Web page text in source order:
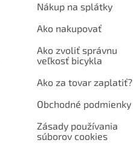
Nákup na splátky
Ako nakupovať
Ako zvoliť správnu
veľkosť bicykla
Ako za tovar zaplatiť?
Obchodné podmienky
Zásady používania
súborov cookies